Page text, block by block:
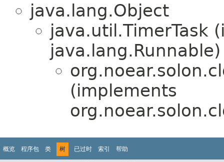
java.lang.Object
java.util.TimerTask
java.lang.Runnable)
(implements
概览 程序包 类 树 已过时 索引 帮助